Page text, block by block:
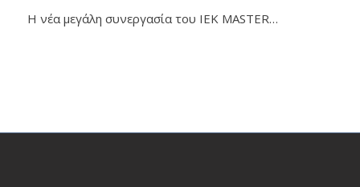
Η νέα μεγάλη συνεργασία του IEK MASTER…